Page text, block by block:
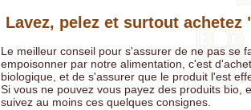
Lavez, pelez et surtout achetez
Le meilleur conseil pour s'assurer de ne pas se
empoisonner par notre alimentation, c'est
biologique, et de s'assurer que le produit l'est
Si vous ne pouvez vous payez des produits bio,
suivez au moins ces quelques consignes.